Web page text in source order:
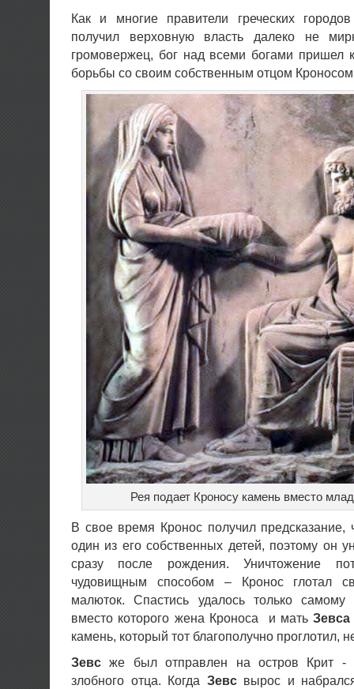
Как и многие правители греческих
получил верховную власть далеко не
громовержец, бог над всеми богами пришел
борьбы со своим собственным отцом
Рея подает Кроносу камень вместо
В свое время Кронос получил предсказание,
один из его собственных детей, поэтому он
сразу после рождения. Уничтожение
чудовищным способом – Кронос глотал
малюток. Спастись удалось только
вместо которого жена Кроноса и матьЗевса
камень, который тот благополучно проглотил,
Зевс же был отправлен на остров Крит -
злобного отца. Когда Зевсвырос и